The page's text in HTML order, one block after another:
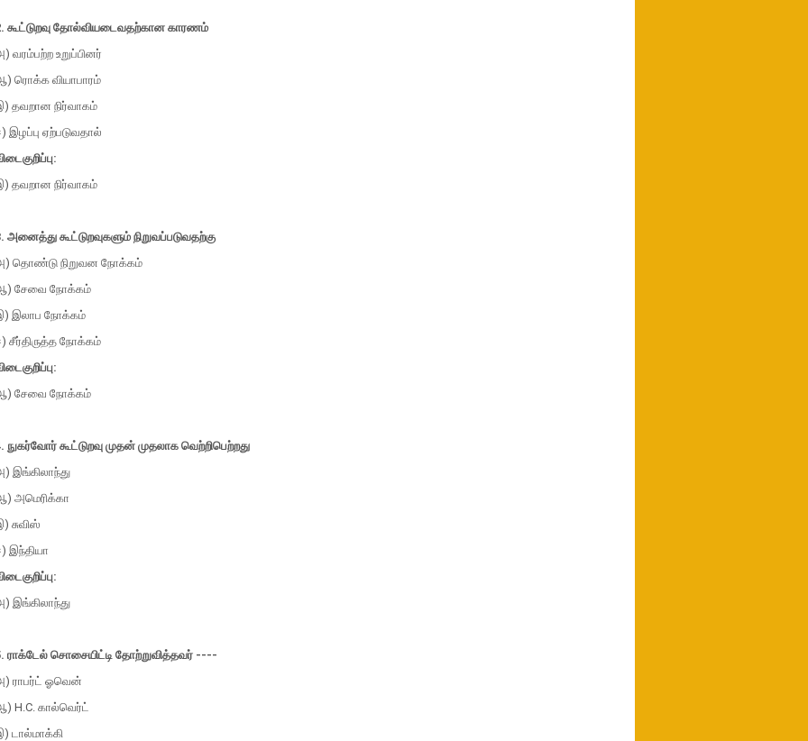
கூட்டுறவு தோல்வியடைவதற்கான காரணம்
வரம்பற்ற உறுப்பினர்
ரொக்க வியாபாரம்
தவறான நிர்வாகம்
இழப்பு ஏற்படுவதால்
தவறான நிர்வாகம்
அனைத்து கூட்டுறவுகளும் நிறுவப்படுவதற்கு
தொண்டு நிறுவன நோக்கம்
சேவை நோக்கம்
இலாப நோக்கம்
சீர்திருத்த நோக்கம்
சேவை நோக்கம்
நுகர்வோர் கூட்டுறவு முதன் முதலாக வெற்றிபெற்றது
இங்கிலாந்து
அமெரிக்கா
சுவிஸ்
இந்தியா
இங்கிலாந்து
ராக்டேல் சொசையிட்டி தோற்றுவித்தவர் ----
ராபர்ட் ஓவென்
H.C. கால்வெர்ட்
டால்மாக்கி